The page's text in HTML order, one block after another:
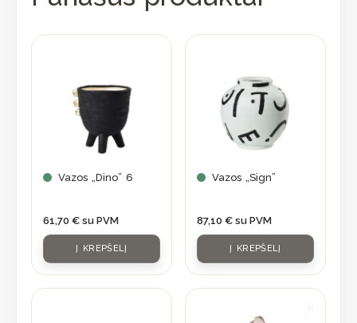
Vazos „Dino” 6
61,70 € su PVM
Į KREPŠELĮ
Vazos „Sign”
87,10 € su PVM
Į KREPŠELĮ